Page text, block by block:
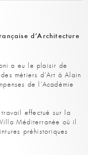
d’Architecture
a eu le plaisir de
métiers d’Art à Alain
de l’Académie
effectué sur la
Méditerranée où il
préhistoriques